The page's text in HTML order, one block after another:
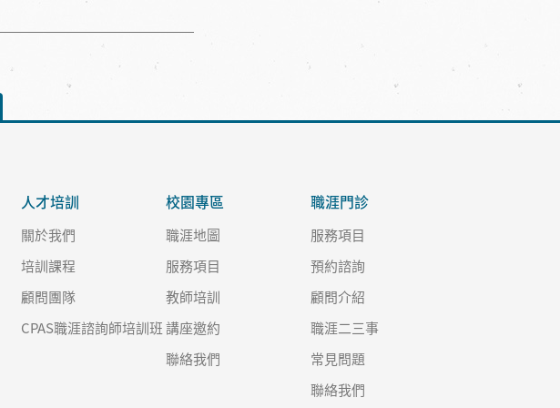
人才培訓
關於我們
培訓課程
顧問團隊
CPAS職涯諮詢師培訓班
校園專區
職涯地圖
服務項目
教師培訓
講座邀約
聯絡我們
職涯門診
服務項目
預約諮詢
顧問介紹
職涯二三事
常見問題
聯絡我們